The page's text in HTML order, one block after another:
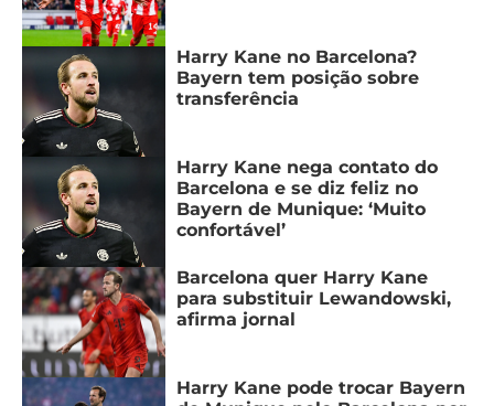
Harry Kane no Barcelona?
Bayern tem posição sobre
transferência
Harry Kane nega contato do
Barcelona e se diz feliz no
Bayern de Munique: ‘Muito
confortável’
Barcelona quer Harry Kane
para substituir Lewandowski,
afirma jornal
Harry Kane pode trocar Bayern